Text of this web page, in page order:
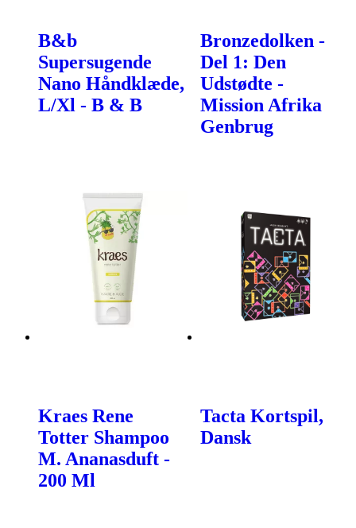
B&b
Supersugende
Nano Håndklæde,
L/Xl - B & B
Bronzedolken -
Del 1: Den
Udstødte -
Mission Afrika
Genbrug
Kraes Rene
Totter Shampoo
M. Ananasduft -
200 Ml
Tacta Kortspil,
Dansk